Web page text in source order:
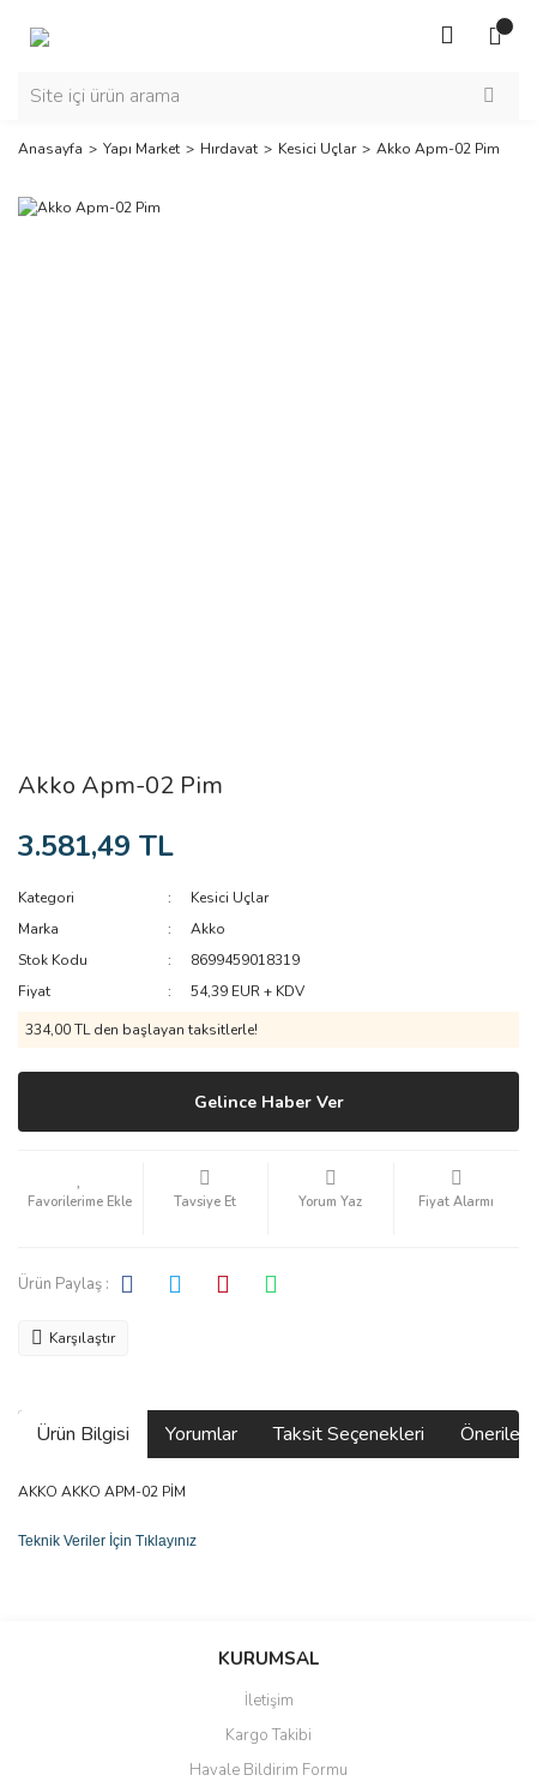
Anasayfa Yapı Market Hırdavat Kesici Uçlar Akko Apm-02 Pim
Akko Apm-02 Pim
3.581,49 TL
Kategori
Kesici Uçlar
Marka
Akko
Stok Kodu
8699459018319
Fiyat
54,39 EUR + KDV
334,00 TL den başlayan taksitlerle!
Gelince Haber Ver
Tavsiye Et Yorum Yaz Fiyat Alarmı
Ürün Paylaş :
Karşılaştır
Ürün Bilgisi Yorumlar Taksit Seçenekleri
AKKO AKKO APM-02 PİM
Teknik Veriler İçin Tıklayınız
Bu ürüne ilk yorumu siz yapın!
Ürün resmi kalitesiz, bozuk veya görüntülenemiyor.
Ürün açıklamasında eksik bilgiler bulunuyor.
KURUMSAL
İletişim
Kargo Takibi
Havale Bildirim Formu